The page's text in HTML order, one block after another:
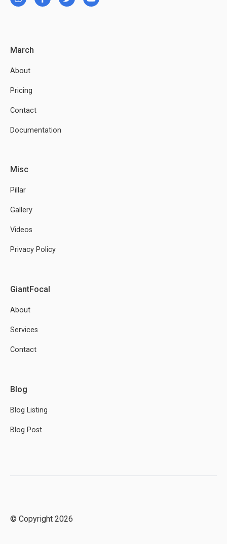
March
About
Pricing
Contact
Documentation
Misc
Pillar
Gallery
Videos
Privacy Policy
GiantFocal
About
Services
Contact
Blog
Blog Listing
Blog Post
© Copyright 2026